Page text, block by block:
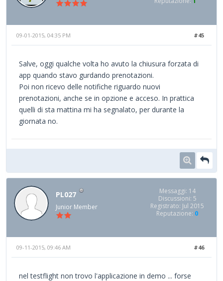
#45
09-01-2015, 04:35 PM
Salve, oggi qualche volta ho avuto la chiusura forzata di
app quando stavo gurdando prenotazioni.
Poi non ricevo delle notifiche riguardo nuovi
prenotazioni, anche se in opzione e acceso. In prattica
quelli di sta mattina mi ha segnalato, per durante la
giornata no.
PL027
Junior Member
Messaggi: 14
Discussioni: 5
Registrato: Jul 2015
Reputazione: 0
#46
09-11-2015, 09:46 AM
nel testflight non trovo l'applicazione in demo ... forse